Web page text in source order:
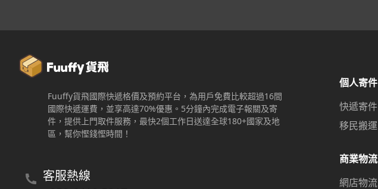
Fuuffy貨飛國際快遞格價及預約平台，為用戶免費比較超過16間
國際快遞運費，並享高達70%優惠。5分鐘內完成電子報關及寄
件，提供上門取件服務，最快2個工作日送達全球180+國家及地
區，幫你慳錢慳時間！
客服熱線
個人寄件
快遞寄件
移民搬運
商業物流
網店物流